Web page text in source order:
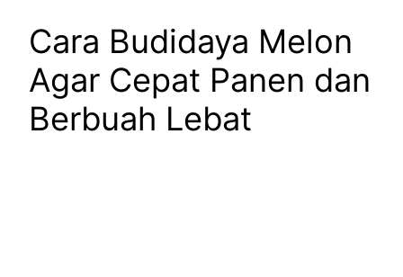
Cara Budidaya Melon
Agar Cepat Panen dan
Berbuah Lebat